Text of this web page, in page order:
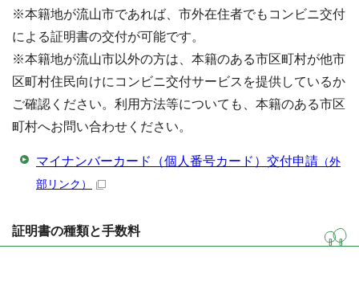
※本籍地が流山市であれば、市外在住者でもコンビニ交付
による証明書の交付が可能です。
※本籍地が流山市以外の方は、本籍のある市区町村が他市
区町村住民向けにコンビニ交付サービスを提供しているか
ご確認ください。利用方法等についても、本籍のある市区
町村へお問い合わせください。
マイナンバーカード（個人番号カード）交付申請 （外
部リンク）
証明書の種類と手数料